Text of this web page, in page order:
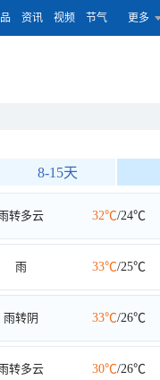
资讯 视频 节气 更多
8-15天
转多云 32℃/24℃
雨 33℃/25℃
雨转阴 33℃/26℃
转多云 30℃/26℃